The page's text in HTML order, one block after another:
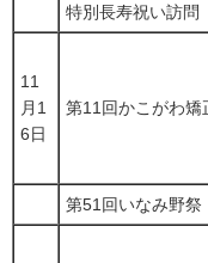
特別長寿祝い訪問
11
月1
6日
第11回かこがわ矯
第51回いなみ野祭